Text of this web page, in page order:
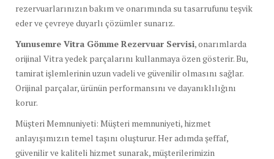
rezervuarlarınızın bakım ve onarımında su tasarrufunu teşvik
eder ve çevreye duyarlı çözümler sunarız.
Yunusemre Vitra Gömme Rezervuar Servisi, onarımlarda
orijinal Vitra yedek parçalarını kullanmaya özen gösterir. Bu,
tamirat işlemlerinin uzun vadeli ve güvenilir olmasını sağlar.
Orijinal parçalar, ürünün performansını ve dayanıklılığını
korur.
Müşteri Memnuniyeti: Müşteri memnuniyeti, hizmet
anlayışımızın temel taşını oluşturur. Her adımda şeffaf,
güvenilir ve kaliteli hizmet sunarak, müşterilerimizin